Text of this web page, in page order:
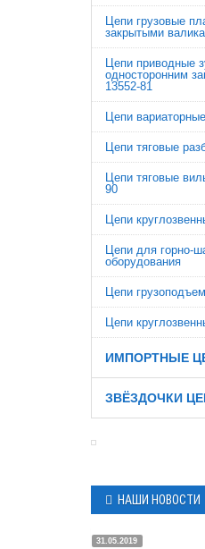
Цепи грузовые
закрытыми
Цепи приводные
односторонним
13552-81
Цепи
Цепи тяговые
Цепи тяговые
90
Цепи
Цепи для горно-
оборудования
Цепи
Цепи
ИМПОРТНЫЕ
ЗВЁЗДОЧКИ
НАШИ НОВОСТИ
31.05.2019